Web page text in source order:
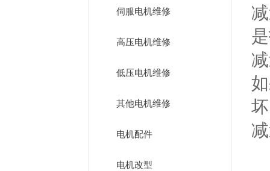
伺服电机维修
高压电机维修
低压电机维修
其他电机维修
电机配件
电机改型
坏